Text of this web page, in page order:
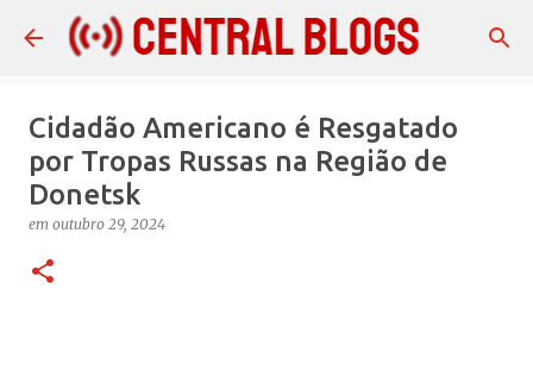
Pular para o conteúdo principal
Cidadão Americano é Resgatado
por Tropas Russas na Região de
Donetsk
em outubro 29, 2024